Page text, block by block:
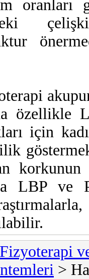
oranları
özellikle
için
LBP ve
Fizyoterapi
>